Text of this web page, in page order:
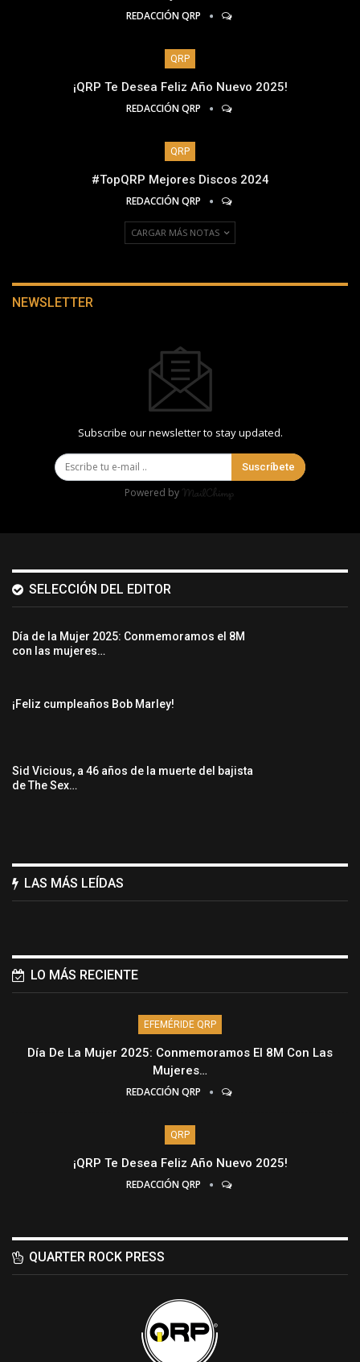
REDACCIÓN QRP
QRP
¡QRP Te Desea Feliz Año Nuevo 2025!
REDACCIÓN QRP
QRP
#TopQRP Mejores Discos 2024
REDACCIÓN QRP
CARGAR MÁS NOTAS
NEWSLETTER
Subscribe our newsletter to stay updated.
Suscríbete
Powered by
SELECCIÓN DEL EDITOR
Día de la Mujer 2025: Conmemoramos el 8M
con las mujeres…
¡Feliz cumpleaños Bob Marley!
Sid Vicious, a 46 años de la muerte del bajista
de The Sex…
LAS MÁS LEÍDAS
LO MÁS RECIENTE
EFEMÉRIDE QRP
Día De La Mujer 2025: Conmemoramos El 8M Con Las
Mujeres…
REDACCIÓN QRP
QRP
¡QRP Te Desea Feliz Año Nuevo 2025!
REDACCIÓN QRP
QUARTER ROCK PRESS